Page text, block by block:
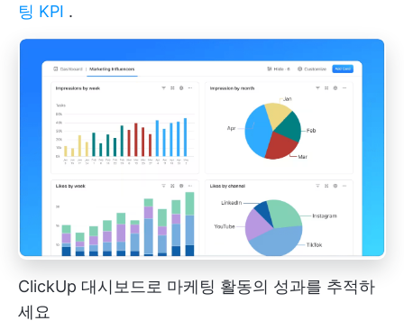
팅 KPI .
ClickUp 대시보드로 마케팅 활동의 성과를 추적하
세요